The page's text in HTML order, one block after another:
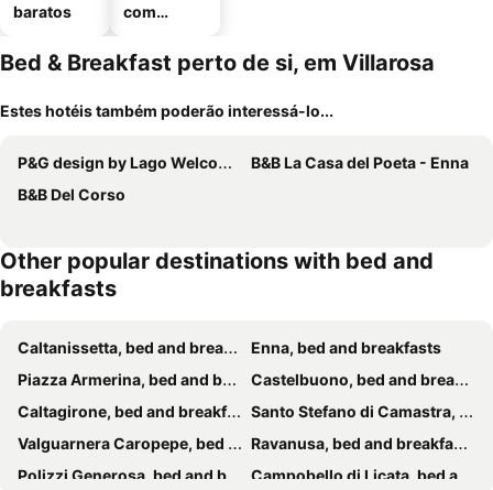
baratos
com
mento
Bed & Breakfast perto de si, em Villarosa
Estes hotéis também poderão interessá-lo...
P&G design by Lago Welcome Enna
B&B La Casa del Poeta - Enna
B&B Del Corso
Other popular destinations with bed and
breakfasts
Caltanissetta, bed and breakfasts
Enna, bed and breakfasts
Piazza Armerina, bed and breakfasts
Castelbuono, bed and breakfasts
Caltagirone, bed and breakfasts
Santo Stefano di Camastra, bed and breakfasts
Valguarnera Caropepe, bed and breakfasts
Ravanusa, bed and breakfasts
Polizzi Generosa, bed and breakfasts
Campobello di Licata, bed and breakfasts